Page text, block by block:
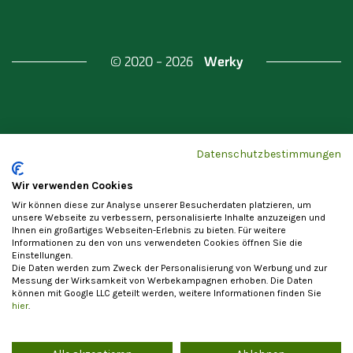
© 2020 - 2026 Werky
Datenschutzerklärung
Cookie-Einstellungen
Allgemeine Nutzungsbedingungen
Impressum
Vertrag widerrufen
Datenschutzbestimmungen
Wir verwenden Cookies
Wir können diese zur Analyse unserer Besucherdaten platzieren, um
unsere Webseite zu verbessern, personalisierte Inhalte anzuzeigen und
Ihnen ein großartiges Webseiten-Erlebnis zu bieten. Für weitere
Informationen zu den von uns verwendeten Cookies öffnen Sie die
Einstellungen.
Die Daten werden zum Zweck der Personalisierung von Werbung und zur
Messung der Wirksamkeit von Werbekampagnen erhoben. Die Daten
können mit Google LLC geteilt werden, weitere Informationen finden Sie
hier.